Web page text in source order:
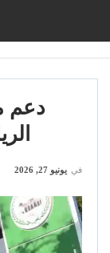
دعم
في يونيو 27, 2026